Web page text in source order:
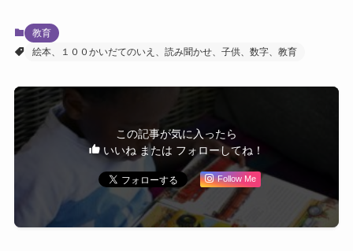
教育
絵本、１００かいだてのいえ、読み聞かせ、子供、数字、教育
この記事が気に入ったら
いいね または フォローしてね！
Follow Me